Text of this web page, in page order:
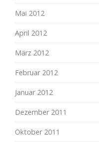
Mai 2012
April 2012
März 2012
Februar 2012
Januar 2012
Dezember 2011
Oktober 2011